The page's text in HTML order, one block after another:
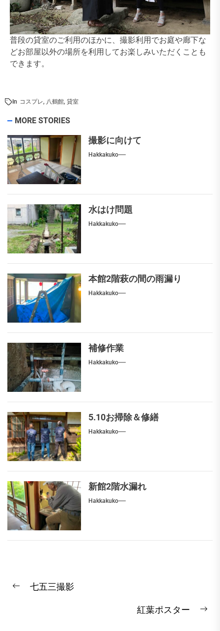
普段の貸室のご利用のほかに、撮影利用でお庭や廊下な
どお部屋以外の場所を利用してお楽しみいただくことも
できます。
In コスプレ, 八鶴館, 貸室
MORE STORIES
撮影に向けて
Hakkakuko
水はけ問題
Hakkakuko
本館2階萩の間の雨漏り
Hakkakuko
補修作業
Hakkakuko
5.10お掃除＆修繕
Hakkakuko
新館2階水漏れ
Hakkakuko
稿Previous
七五三撮影
紅葉ポスター